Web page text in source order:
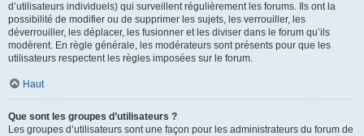
d’utilisateurs individuels) qui surveillent régulièrement les forums. Ils ont la
possibilité de modifier ou de supprimer les sujets, les verrouiller, les
déverrouiller, les déplacer, les fusionner et les diviser dans le forum qu’ils
modèrent. En règle générale, les modérateurs sont présents pour que les
utilisateurs respectent les règles imposées sur le forum.
Haut
Que sont les groupes d’utilisateurs ?
Les groupes d’utilisateurs sont une façon pour les administrateurs du forum de